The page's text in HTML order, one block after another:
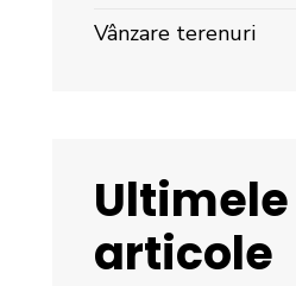
Vânzare terenuri
articole